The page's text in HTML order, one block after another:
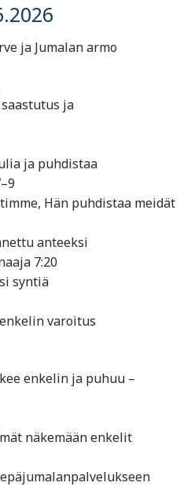
ja Jumalan armo
ja
ja puhdistaa
Hän puhdistaa meidät
anteeksi
7:20
syntiä
varoitus
enkelin ja puhuu –
näkemään enkelit